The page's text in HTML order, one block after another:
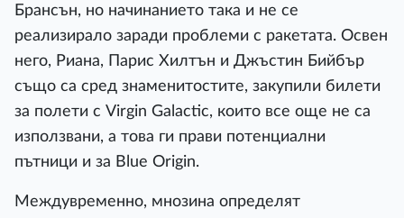
Брансън, но начинанието така и не се
реализирало заради проблеми с ракетата. Освен
него, Риана, Парис Хилтън и Джъстин Бийбър
също са сред знаменитостите, закупили билети
за полети с Virgin Galactic, които все още не са
използвани, а това ги прави потенциални
пътници и за Blue Origin.
Междувременно, мнозина определят